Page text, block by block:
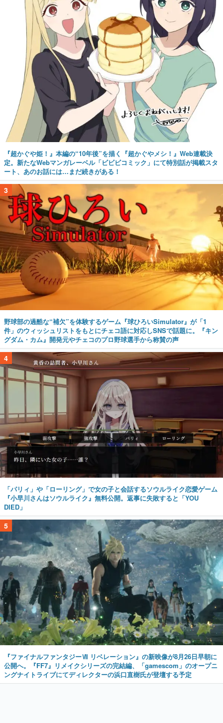
『超かぐや姫！』本編の“10年後”を描く『超かぐやメシ！』Web連載決
定。新たなWebマンガレーベル「ビビビコミック」にて特別話が掲載スタ
ート、あのお話には…まだ続きがある！
3
野球部の過酷な“補欠”を体験するゲーム『球ひろいSimulator』が「1
件」のウィッシュリストをもとにチェコ語に対応しSNSで話題に。『キン
グダム・カム』開発元やチェコのプロ野球選手から称賛の声
4
「パリィ」や「ローリング」で女の子と会話するソウルライク恋愛ゲーム
『小早川さんはソウルライク』無料公開。返事に失敗すると「YOU
DIED」
5
『ファイナルファンタジーⅦ リベレーション』の新映像が8月26日早朝に
公開へ。『FF7』リメイクシリーズの完結編、「gamescom」のオープニ
ングナイトライブにてディレクターの浜口直樹氏が登壇する予定